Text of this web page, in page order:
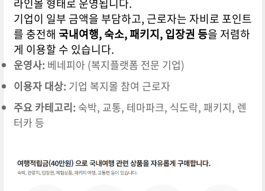
라인몰 형태로 운영됩니다.
기업이 일부 금액을 부담하고, 근로자는 자비로 포인트
를 충전해 국내여행, 숙소, 패키지, 입장권 등을 저렴하
게 이용할 수 있습니다.
운영사: 베네피아 (복지플랫폼 전문 기업)
이용자 대상: 기업 복지몰 참여 근로자
주요 카테고리: 숙박, 교통, 테마파크, 식도락, 패키지, 렌
터카 등